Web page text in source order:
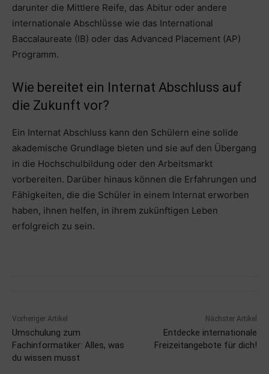
darunter die Mittlere Reife, das Abitur oder andere
internationale Abschlüsse wie das International
Baccalaureate (IB) oder das Advanced Placement (AP)
Programm.
Wie bereitet ein Internat Abschluss auf
die Zukunft vor?
Ein Internat Abschluss kann den Schülern eine solide
akademische Grundlage bieten und sie auf den Übergang
in die Hochschulbildung oder den Arbeitsmarkt
vorbereiten. Darüber hinaus können die Erfahrungen und
Fähigkeiten, die die Schüler in einem Internat erworben
haben, ihnen helfen, in ihrem zukünftigen Leben
erfolgreich zu sein.
Vorheriger Artikel
Umschulung zum
Fachinformatiker: Alles, was
du wissen musst
Nächster Artikel
Entdecke internationale
Freizeitangebote für dich!